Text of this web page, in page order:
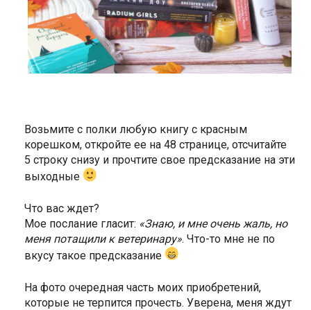
Возьмите с полки любую книгу с красным
корешком, откройте ее на 48 странице, отсчитайте
5 строку снизу и прочтите свое предсказание на эти
выходные
Что вас ждет?
Мое послание гласит: «Знаю, и мне очень жаль, но
меня потащили к ветеринару». Что-то мне не по
вкусу такое предсказание
На фото очередная часть моих приобретений,
которые не терпится прочесть. Уверена, меня ждут